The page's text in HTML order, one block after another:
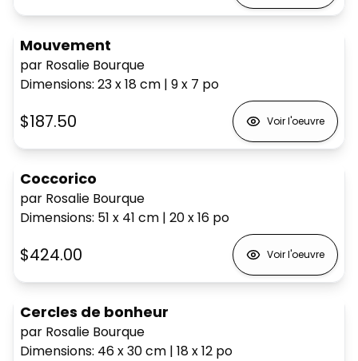
Mouvement
par Rosalie Bourque
Dimensions: 23 x 18cm | 9 x 7 po
$187.50 Voir l'oeuvre
Coccorico
par Rosalie Bourque
Dimensions: 51 x 41 cm | 20 x 16 po
$424.00 Voir l'oeuvre
Cercles de bonheur
par Rosalie Bourque
Dimensions: 46 x 30cm | 18 x 12 po